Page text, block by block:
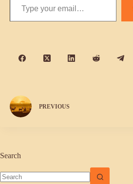
PREVIOUS
Search